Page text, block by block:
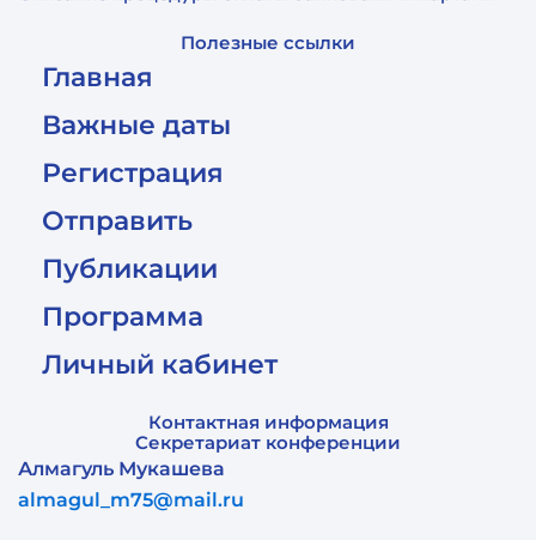
Полезные ссылки
Главная
Важные даты
Регистрация
Отправить
Публикации
Программа
Личный кабинет
Контактная информация
Секретариат конференции
Алмагуль Мукашева
almagul_m75@mail.ru